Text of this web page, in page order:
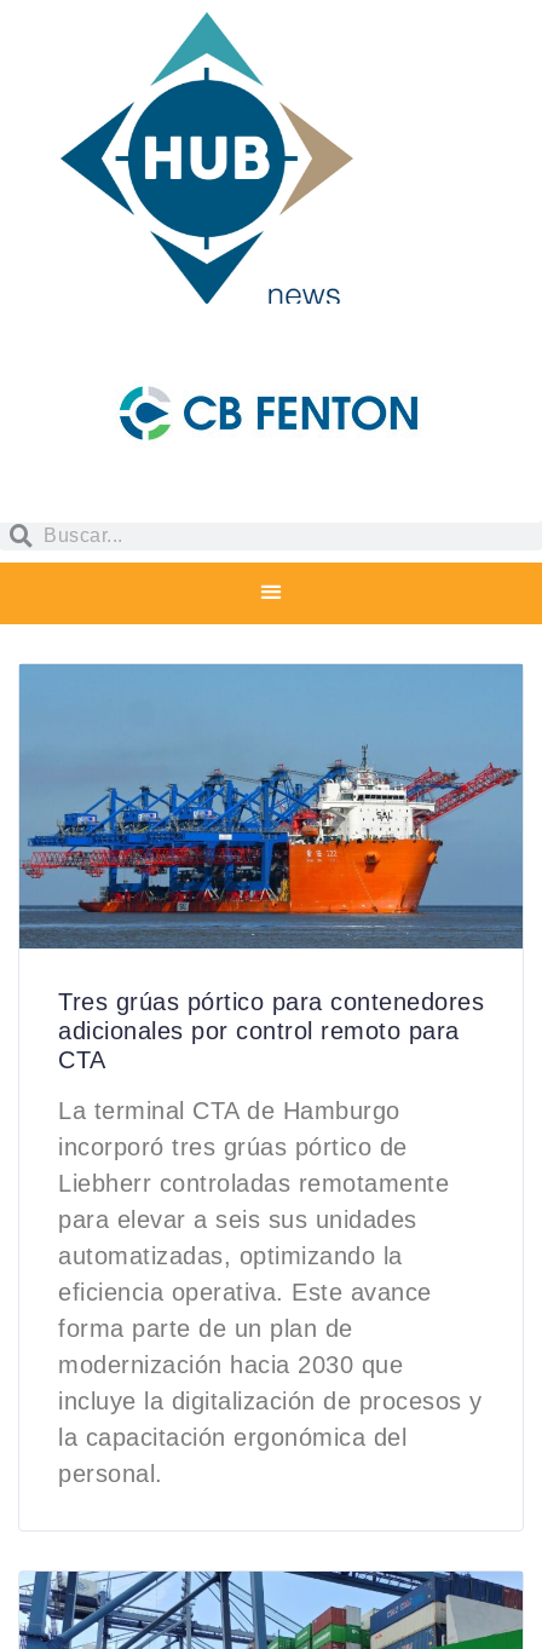
Tres grúas pórtico para contenedores
adicionales por control remoto para
CTA
La terminal CTA de Hamburgo
incorporó tres grúas pórtico de
Liebherr controladas remotamente
para elevar a seis sus unidades
automatizadas, optimizando la
eficiencia operativa. Este avance
forma parte de un plan de
modernización hacia 2030 que
incluye la digitalización de procesos y
la capacitación ergonómica del
personal.